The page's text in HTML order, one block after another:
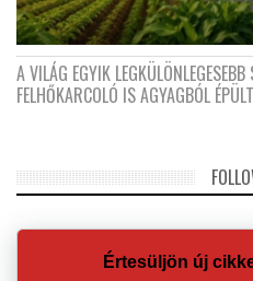
A VILÁG EGYIK
FELHŐKARCOLÓ IS AGYAGBÓL ÉPÜLT
Értesüljön új